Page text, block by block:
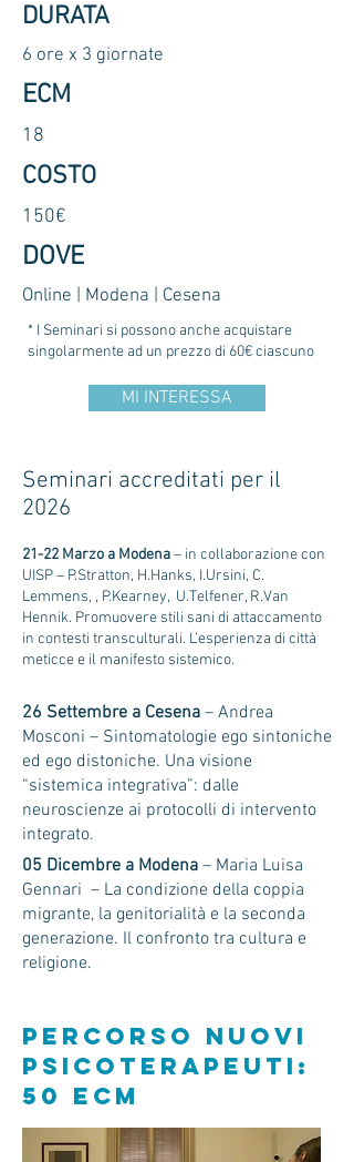
DURATA
6 ore x 3 giornate
ECM
18
COSTO
150€
DOVE
Online | Modena | Cesena
* I Seminari si possono anche acquistare
singolarmente ad un prezzo di 60€ ciascuno
MI INTERESSA
Seminari accreditati per il
2026
21-22 Marzo a Modena– in collaborazione con
UISP – P.Stratton, H.Hanks, I.Ursini, C.
Lemmens, , P.Kearney, U.Telfener, R.Van
Hennik. Promuovere stili sani di attaccamento
in contesti transculturali. L’esperienza di città
meticce e il manifesto sistemico.
26 Settembre a Cesena – Andrea
Mosconi – Sintomatologie ego sintoniche
ed ego distoniche. Una visione
“sistemica integrativa”: dalle
neuroscienze ai protocolli di intervento
integrato.
05 Dicembre a Modena – Maria Luisa
Gennari – La condizione della coppia
migrante, la genitorialità e la seconda
generazione. Il confronto tra cultura e
religione.
percorso nuovi
psicoterapeuti:
50 ECM